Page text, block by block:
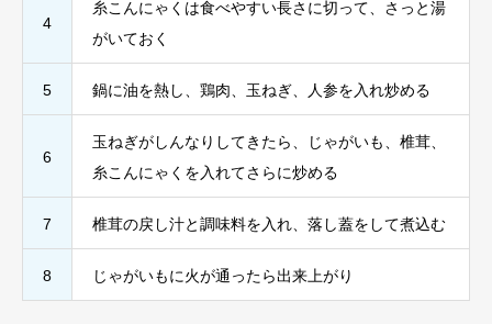
4
糸こんにゃくは食べやすい長さに切って、さっと湯
がいておく
5 鍋に油を熱し、鶏肉、玉ねぎ、人参を入れ炒める
6
玉ねぎがしんなりしてきたら、じゃがいも、椎茸、
糸こんにゃくを入れてさらに炒める
7 椎茸の戻し汁と調味料を入れ、落し蓋をして煮込む
8 じゃがいもに火が通ったら出来上がり